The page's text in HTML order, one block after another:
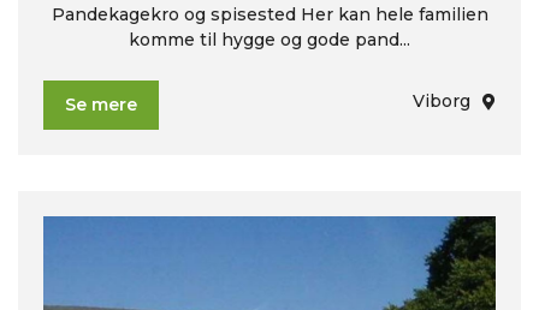
Pandekagekro og spisested Her kan hele familien
komme til hygge og gode pand...
Se mere Viborg